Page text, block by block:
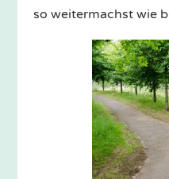
so weitermachst wie